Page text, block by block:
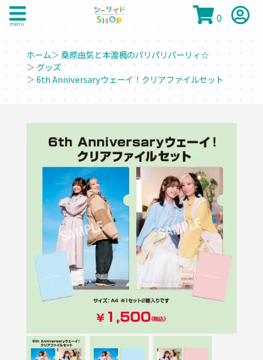
menu 0
ホーム＞桑原由気と本渡楓のパリパリパーリィ☆
＞ グッズ
＞6th Anniversaryウェーイ！クリアファイルセット